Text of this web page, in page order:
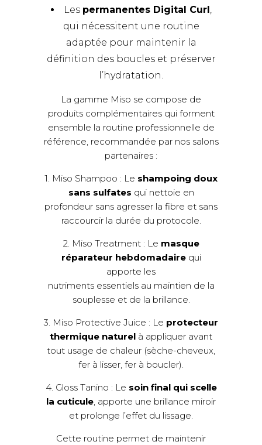
Les permanentes Digital Curl ,
qui nécessitent une routine
adaptée pour maintenir la
définition des boucles et préserver
l’hydratation.
La gamme Miso se compose de
produits complémentaires qui forment
ensemble la routine professionnelle de
référence, recommandée par nos salons
partenaires :
1. Miso Shampoo : Le shampoing doux
sans sulfates qui nettoie en
profondeur sans agresser la fibre et sans
raccourcir la durée du protocole.
2. Miso Treatment : Le masque
réparateur hebdomadairequi
apporte les
nutriments essentiels au maintien de la
souplesse et de la brillance.
3. Miso Protective Juice : Le protecteur
thermique naturel à appliquer avant
tout usage de chaleur (sèche-cheveux,
fer à lisser, fer à boucler).
4. Gloss Tanino : Le soin final qui scelle
la cuticule, apporte une brillance miroir
et prolonge l’effet du lissage.
Cette routine permet de maintenir